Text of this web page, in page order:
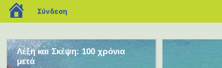
blogs.sch.gr
Σύνδεση
Λέξη και Σκέψη: 100 χρόνια
μετά